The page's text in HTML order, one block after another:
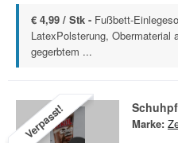
€ 4,99 / Stk - Fußbett-
LatexPolsterung, Obermaterial
gegerbtem ...
Verpasst! Marke: